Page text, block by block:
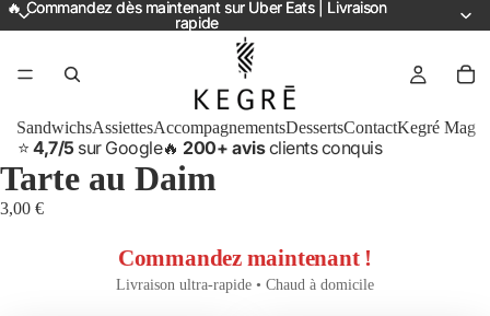
🔥 Commandez dès maintenant sur Uber Eats | Livraison
rapide
🔥 Commandez dès maintenant sur Uber Eats | Livraison
rapide
SandwichsAssiettesAccompagnementsDessertsContactKegré Mag
⭐4,7/5sur Google🔥 200+ avisclients conquis
Tarte au Daim
3,00 €
Commandez maintenant !
Livraison ultra-rapide • Chaud à domicile